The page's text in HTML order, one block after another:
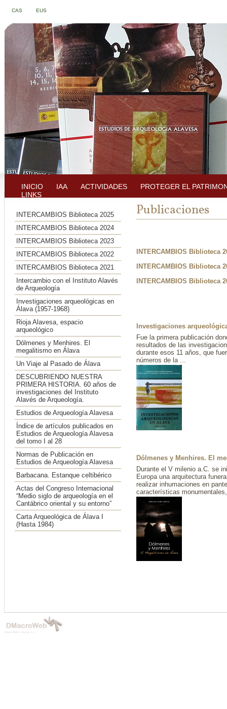
INICIO IAA ACTIVIDADES
PROTEGER EL
LINKS
CAS EUS
INTERCAMBIOS Biblioteca 2025
INTERCAMBIOS Biblioteca 2024
INTERCAMBIOS Biblioteca 2023
INTERCAMBIOS Biblioteca 2022
INTERCAMBIOS Biblioteca 2021
Intercambio con el Instituto Alavés
de Arqueología
Investigaciones arqueológicas en
Álava (1957-1968)
Rioja Alavesa, espacio
arqueológico
Dólmenes y Menhires. El
megalitismo en Álava
Un Viaje al Pasado de Álava
DESCUBRIENDO NUESTRA
PRIMERA HISTORIA. 60 años de
investigaciones del Instituto
Alavés de Arqueología.
Estudios de Arqueología Alavesa
Índice de artículos publicados en
Estudios de Arqueología Alavesa
del tomo I al 28
Normas de Publicación en
Estudios de Arqueología Alavesa
Barbacana. Estanque celtibérico
Actas del Congreso Internacional
“Medio siglo de arqueología en el
Cantábrico oriental y su entorno”
Carta Arqueológica de Álava I
(Hasta 1984)
Publicaciones
INTERCAMBIOS Biblioteca
INTERCAMBIOS Biblioteca
INTERCAMBIOS Biblioteca
Investigaciones
Fue la primera publicación
resultados de las
durante esos 11 años, que
números de la ...
Dólmenes y Menhires. El
Durante el V milenio a.C. se
Europa una arquitectura
realizar inhumaciones en
características